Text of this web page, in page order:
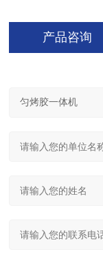
产品咨询